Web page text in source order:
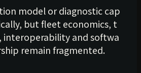
model or diagnostic cap
but fleet economics, t
interoperability and softwa
remain fragmented.